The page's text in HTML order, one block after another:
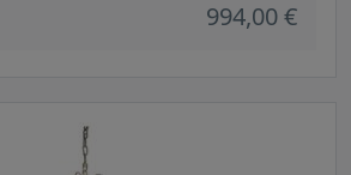
994,00 €